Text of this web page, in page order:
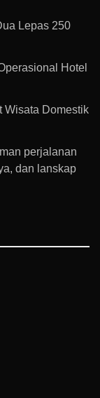
Lepas 250
Hotel
Wisata Domestik
perjalanan
dan lanskap